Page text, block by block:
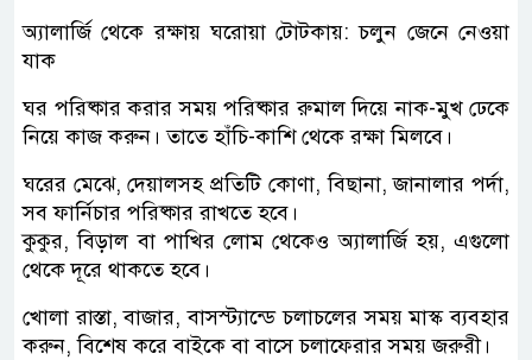
অ্যালার্জি থেকে রক্ষায় ঘরোয়া টোটকায়: চলুন জেনে নেওয়া
যাক
ঘর পরিষ্কার করার সময় পরিষ্কার রুমাল দিয়ে নাক-মুখ ঢেকে
নিয়ে কাজ করুন। তাতে হাঁচি-কাশি থেকে রক্ষা মিলবে।
ঘরের মেঝে, দেয়ালসহ প্রতিটি কোণা, বিছানা, জানালার পর্দা,
সব ফার্নিচার পরিষ্কার রাখতে হবে।
কুকুর, বিড়াল বা পাখির লোম থেকেও অ্যালার্জি হয়, এগুলো
থেকে দূরে থাকতে হবে।
খোলা রাস্তা, বাজার, বাসস্ট্যান্ডে চলাচলের সময় মাস্ক ব্যবহার
করুন, বিশেষ করে বাইকে বা বাসে চলাফেরার সময় জরুরী।